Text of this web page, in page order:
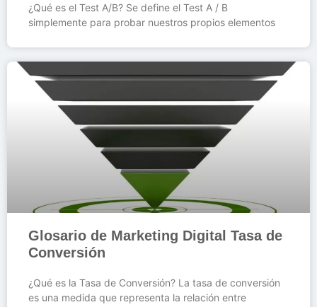
¿Qué es el Test A/B? Se define el Test A / B
simplemente para probar nuestros propios elementos
Glosario de Marketing Digital Tasa de
Conversión
¿Qué es la Tasa de Conversión? La tasa de conversión
es una medida que representa la relación entre